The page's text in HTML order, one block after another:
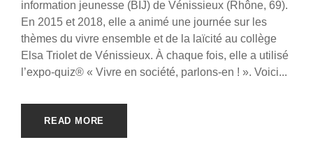
information jeunesse (BIJ) de Vénissieux (Rhône, 69).
En 2015 et 2018, elle a animé une journée sur les
thèmes du vivre ensemble et de la laïcité au collège
Elsa Triolet de Vénissieux. À chaque fois, elle a utilisé
l’expo-quiz® « Vivre en société, parlons-en ! ». Voici...
READ MORE